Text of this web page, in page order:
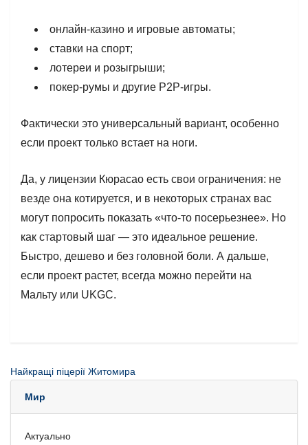
онлайн-казино и игровые автоматы;
ставки на спорт;
лотереи и розыгрыши;
покер-румы и другие P2P-игры.
Фактически это универсальный вариант, особенно
если проект только встает на ноги.
Да, у лицензии Кюрасао есть свои ограничения: не
везде она котируется, и в некоторых странах вас
могут попросить показать «что-то посерьезнее». Но
как стартовый шаг — это идеальное решение.
Быстро, дешево и без головной боли. А дальше,
если проект растет, всегда можно перейти на
Мальту или UKGC.
Найкращі піцерії Житомира
Мир
Актуально